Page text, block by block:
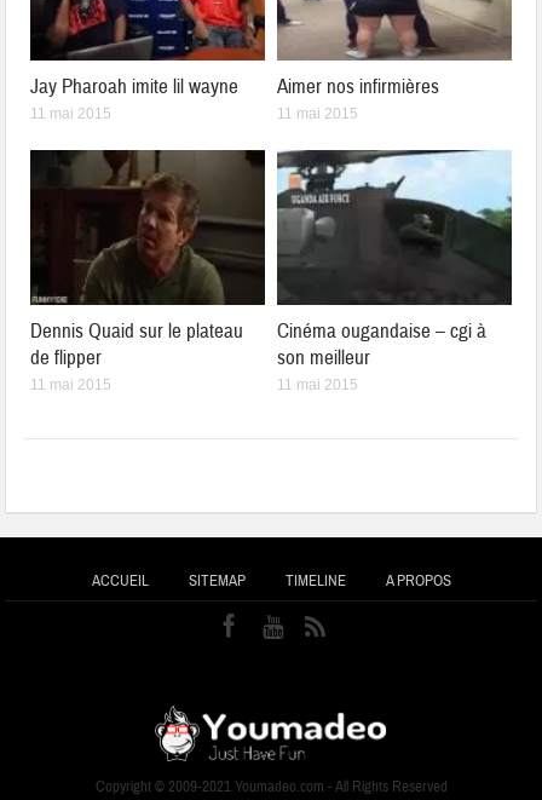
Jay Pharoah imite lil wayne
11 mai 2015
Aimer nos infirmières
11 mai 2015
Dennis Quaid sur le plateau
de flipper
11 mai 2015
Cinéma ougandaise – cgi à
son meilleur
11 mai 2015
ACCUEIL SITEMAP TIMELINE A PROPOS
Copyright © 2009-2021 Youmadeo.com - All Rights Reserved